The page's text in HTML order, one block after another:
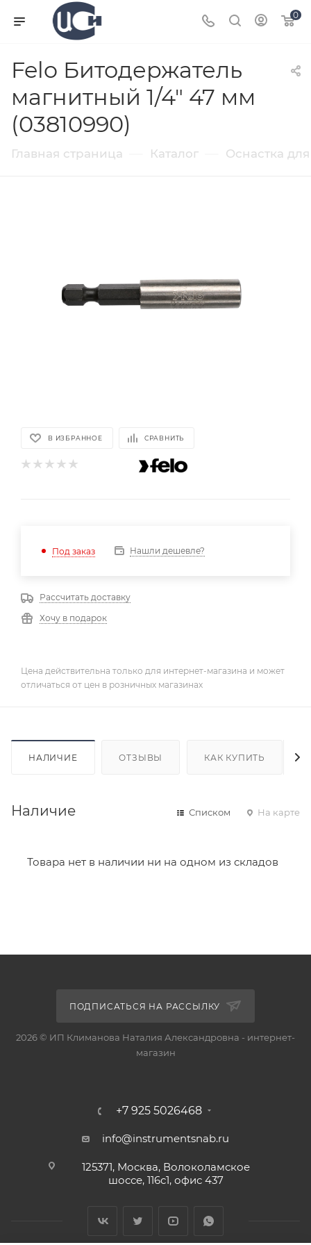
0
Felo Битодержатель
магнитный 1/4" 47 мм
(03810990)
Главная страница Каталог Оснастка
В ИЗБРАННОЕ СРАВНИТЬ
Под заказ Нашли дешевле?
Рассчитать доставку
Хочу в подарок
Цена действительна только для интернет-магазина и может
отличаться от цен в розничных магазинах
НАЛИЧИЕ ОТЗЫВЫ КАК КУПИТЬ
Наличие Списком На карте
Товара нет в наличии ни на одном из складов
ПОДПИСАТЬСЯ НА РАССЫЛКУ
2026 © ИП Климанова Наталия Александровна - интернет-
магазин
+7 925 5026468
info@instrumentsnab.ru
125371, Москва, Волоколамское
шоссе, 116с1, офис 437